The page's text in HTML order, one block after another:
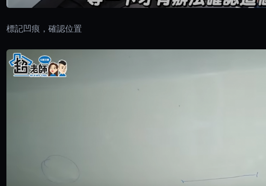
標記凹痕，確認位置